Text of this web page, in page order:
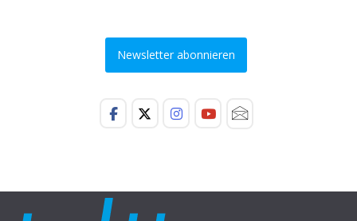
Newsletter abonnieren